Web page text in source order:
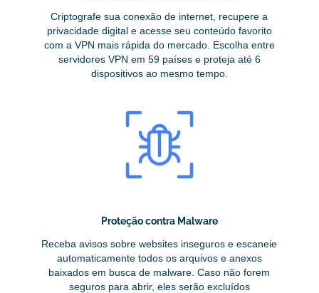
Criptografe sua conexão de internet, recupere a
privacidade digital e acesse seu conteúdo favorito
com a VPN mais rápida do mercado. Escolha entre
servidores VPN em 59 países e proteja até 6
dispositivos ao mesmo tempo.
Proteção contra Malware
Receba avisos sobre websites inseguros e escaneie
automaticamente todos os arquivos e anexos
baixados em busca de malware. Caso não forem
seguros para abrir, eles serão excluídos